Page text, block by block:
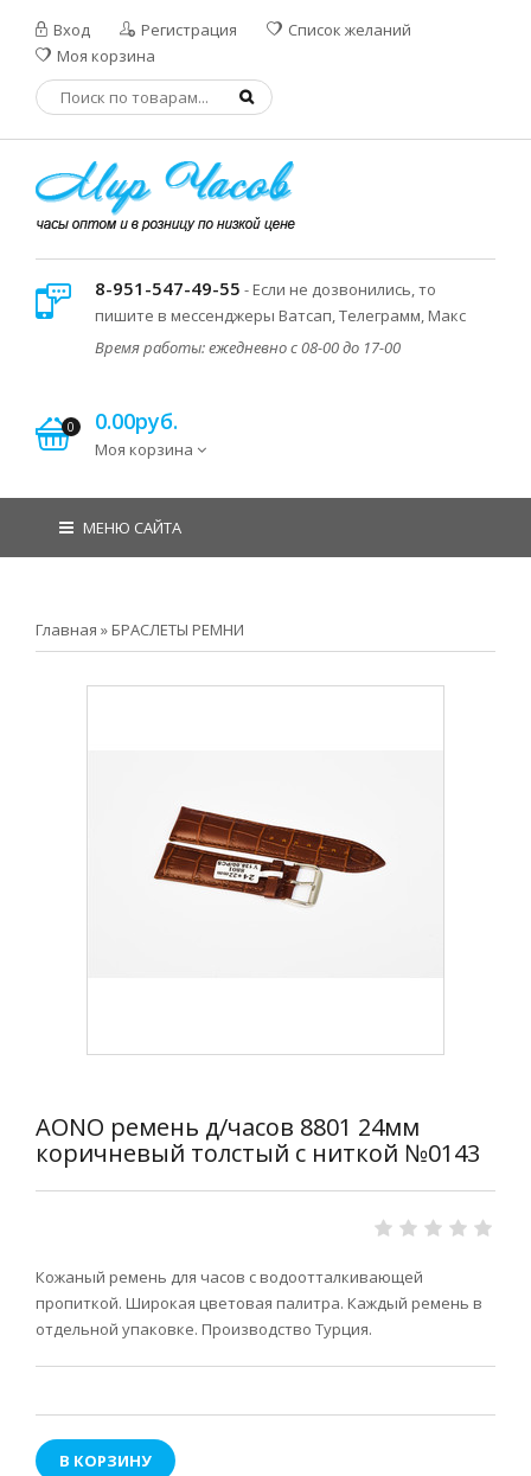
Вход Регистрация
Список желаний
Моя корзина
8-951-547-49-55 - Если не дозвонились, то
пишите в мессенджеры Ватсап, Телеграмм, Макс
Время работы: ежедневно с 08-00 до 17-00
0 0.00руб.
Моя корзина
МЕНЮ САЙТА
Главная » БРАСЛЕТЫ РЕМНИ
AONO ремень д/часов 8801 24мм
коричневый толстый с ниткой №0143
Кожаный ремень для часов с водоотталкивающей
пропиткой. Широкая цветовая палитра. Каждый ремень в
отдельной упаковке. Производство Турция.
В КОРЗИНУ